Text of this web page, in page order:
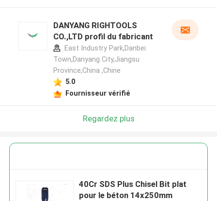
DANYANG RIGHTOOLS
CO.,LTD profil du fabricant
East Industry Park,Danbei
Town,Danyang City,Jiangsu
Province,China ,Chine
5.0
Fournisseur vérifié
Regardez plus
40Cr SDS Plus Chisel Bit plat
pour le béton 14x250mm